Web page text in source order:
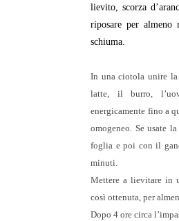
lievito, scorza
riposare per almeno
schiuma.
In una ciotola unire
latte, il burro,
energicamente fino a
omogeneo. Se usate
foglia e poi con il
minuti.
Mettere a lievitare in
così ottenuta, per
Dopo 4 ore circa